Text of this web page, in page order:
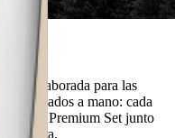
elaborada para las
acabados a mano: cada
Premium Set junto
Negra.